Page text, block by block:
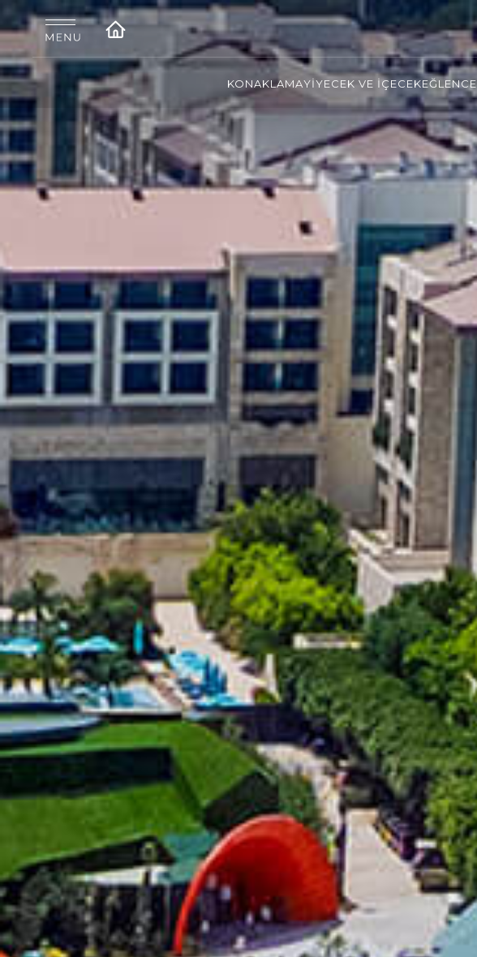
KONAKLAMAYİYECEK VE İÇECEKEĞLENCE